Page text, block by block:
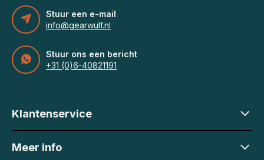
Stuur een e-mail
info@gearwulf.nl
Stuur ons een bericht
+31 (0)6-40821191
Klantenservice
Meer info